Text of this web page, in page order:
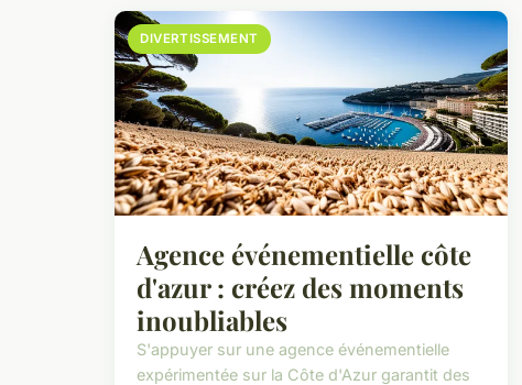
DIVERTISSEMENT
Agence événementielle côte
d'azur : créez des moments
inoubliables
S'appuyer sur une agence événementielle
expérimentée sur la Côte d'Azur garantit des